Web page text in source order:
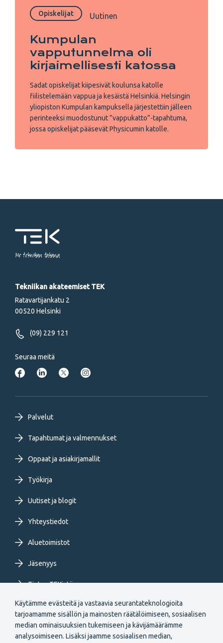
Käytämme evästeitä ja vastaavia seurantateknologioita
tarjoamamme sisällön ja mainosten räätälöimiseen, sosiaalisen
median ominaisuuksien tukemiseen ja kävijämäärämme
analysoimiseen. Lisäksi jaamme sosiaalisen median,
Opiskelijat Uutinen
Kumpulan
vapputunnelma oli
kirjaimellisesti katossa
Sadat opiskelijat kiipesivät koulunsa katolle
fiilistelemään vappua ja kesäistä Helsinkiä. Helsingin
yliopiston Kumpulan kampuksella järjestettiin jälleen
perinteeksi muodostunut ”vappukatto”-tapahtuma,
jossa opiskelijat pääsevät Physicumin katolle.
Me tekniikan takana
Tekniikan akateemiset TEK
Ratavartijankatu 2
00520 Helsinki
(09) 229 121
Seuraa meitä
Footer
primary
menu
FI
Palvelut
Tapahtumat ja valmennukset
Oppaat ja asiakirjamallit
Työkirja
Uutiset ja blogit
Yhteystiedot
Aluetoimistot
Jäsenyys
Tietoa TEKistä
Extranet